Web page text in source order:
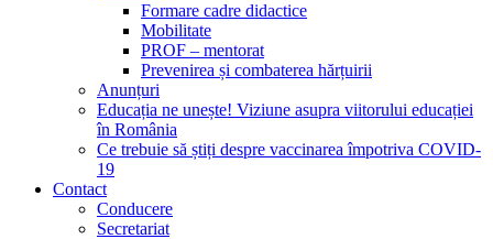
Formare cadre didactice
Mobilitate
PROF – mentorat
Prevenirea și combaterea hărțuirii
Anunțuri
Educația ne unește! Viziune asupra viitorului educației
în România
Ce trebuie să știți despre vaccinarea împotriva COVID-
19
Contact
Conducere
Secretariat